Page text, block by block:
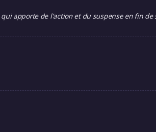
apporte de l'action et du suspense en fin de